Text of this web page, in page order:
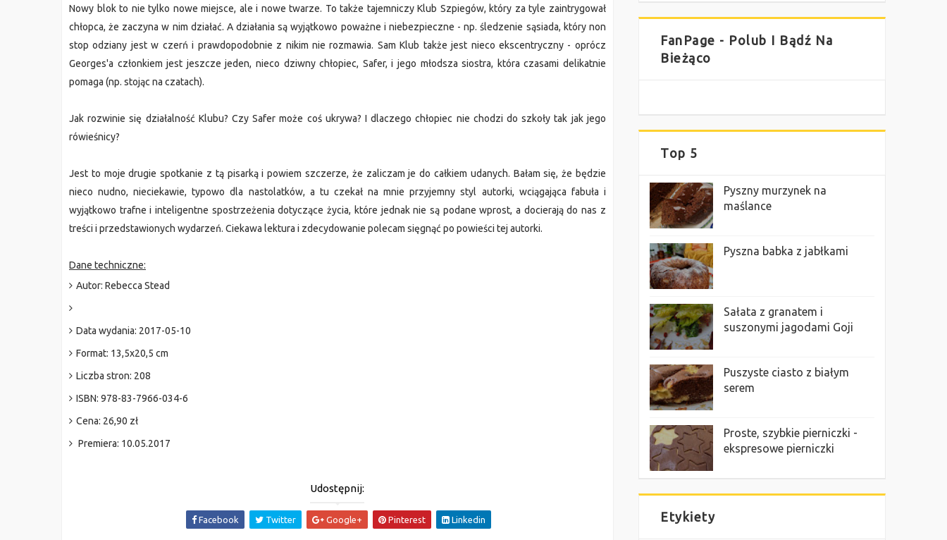
Nowy blok to nie tylko nowe miejsce, ale i nowe twarze. To także tajemniczy Klub Szpiegów, który za tyle zaintrygował
chłopca, że zaczyna w nim działać. A działania są wyjątkowo poważne i niebezpieczne - np. śledzenie sąsiada, który non
stop odziany jest w czerń i prawdopodobnie z nikim nie rozmawia. Sam Klub także jest nieco ekscentryczny - oprócz
Georges'a członkiem jest jeszcze jeden, nieco dziwny chłopiec, Safer, i jego młodsza siostra, która czasami delikatnie
pomaga (np. stojąc na czatach).
Jak rozwinie się działalność Klubu? Czy Safer może coś ukrywa? I dlaczego chłopiec nie chodzi do szkoły tak jak jego
rówieśnicy?
Jest to moje drugie spotkanie z tą pisarką i powiem szczerze, że zaliczam je do całkiem udanych. Bałam się, że będzie
nieco nudno, nieciekawie, typowo dla nastolatków, a tu czekał na mnie przyjemny styl autorki, wciągająca fabuła i
wyjątkowo trafne i inteligentne spostrzeżenia dotyczące życia, które jednak nie są podane wprost, a docierają do nas z
treści i przedstawionych wydarzeń. Ciekawa lektura i zdecydowanie polecam sięgnąć po powieści tej autorki.
Dane techniczne:
Autor: Rebecca Stead
Data wydania: 2017-05-10
Format: 13,5x20,5 cm
Liczba stron: 208
ISBN: 978-83-7966-034-6
Cena: 26,90 zł
Premiera: 10.05.2017
Udostępnij:
Facebook Twitter Google+ Pinterest Linkedin
FanPage - Polub I Bądź Na
Bieżąco
Top 5
Pyszny murzynek na
maślance
Pyszna babka z jabłkami
Sałata z granatem i
suszonymi jagodami Goji
Puszyste ciasto z białym
serem
Proste, szybkie pierniczki -
ekspresowe pierniczki
Etykiety